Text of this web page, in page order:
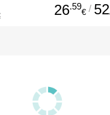
26.59
€ / 52